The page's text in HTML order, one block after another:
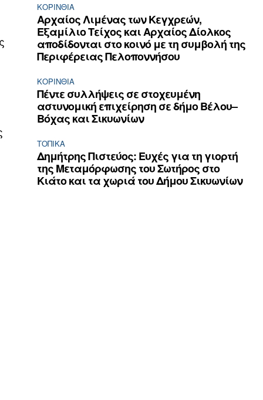
ΚΟΡΙΝΘΊΑ
Αρχαίος Λιμένας των Κεγχρεών,
Εξαμίλιο Τείχος και Aρχαίος Δίολκος
αποδίδονται στο κοινό με τη συμβολή της
Περιφέρειας Πελοποννήσου
ΚΟΡΙΝΘΊΑ
Πέντε συλλήψεις σε στοχευμένη
αστυνομική επιχείρηση σε δήμο Βέλου–
Βόχας και Σικυωνίων
ΤΟΠΙΚΑ
Δημήτρης Πιστεύος: Ευχές για τη γιορτή
της Μεταμόρφωσης του Σωτήρος στο
Κιάτο και τα χωριά του Δήμου Σικυωνίων